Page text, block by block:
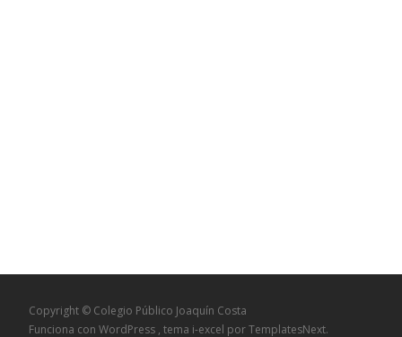
Copyright © Colegio Público Joaquín Costa
Funciona con WordPress , tema i-excel por TemplatesNext.